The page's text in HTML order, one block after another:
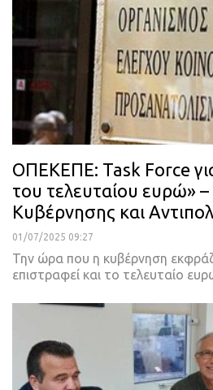
ΟΠΕΚΕΠΕ: Task Force
του τελευταίου ευρώ»
Κυβέρνησης και
01/07/2025 09:27
Την ώρα που η κυβέρνηση
επιστραφεί και το τελευταίο